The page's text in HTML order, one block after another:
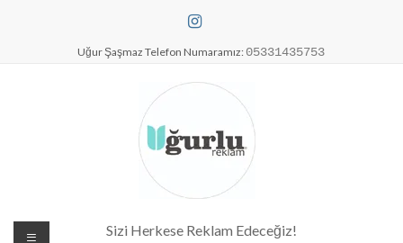
Uğur Şaşmaz Telefon Numaramız: 05331435753
Dijital Baskı Merkezi| Antalya
Sizi Herkese Reklam Edeceğiz!